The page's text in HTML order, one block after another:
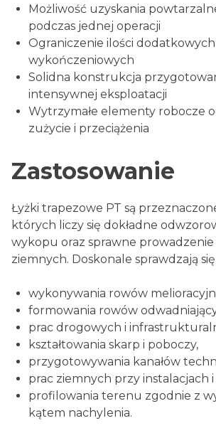
Możliwość uzyskania
podczas jednej operacji
Ograniczenie ilości
wykończeniowych
Solidna konstrukcja
intensywnej eksploatacji
Wytrzymałe elementy robocze
zużycie i przeciążenia
Zastosowanie
Łyżki trapezowe PT są
których liczy się dokładne
wykopu oraz sprawne
ziemnych. Doskonale sprawdzają
wykonywania rowów
formowania rowów
prac drogowych i
kształtowania skarp i poboczy,
przygotowywania kanałów
prac ziemnych przy instalacjach
profilowania terenu zgodnie z
kątem nachylenia.